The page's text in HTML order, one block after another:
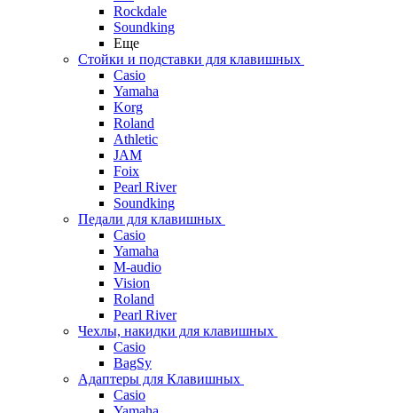
Rockdale
Soundking
Еще
Стойки и подставки для клавишных
Casio
Yamaha
Korg
Roland
Athletic
JAM
Foix
Pearl River
Soundking
Педали для клавишных
Casio
Yamaha
M-audio
Vision
Roland
Pearl River
Чехлы, накидки для клавишных
Casio
BagSy
Адаптеры для Клавишных
Casio